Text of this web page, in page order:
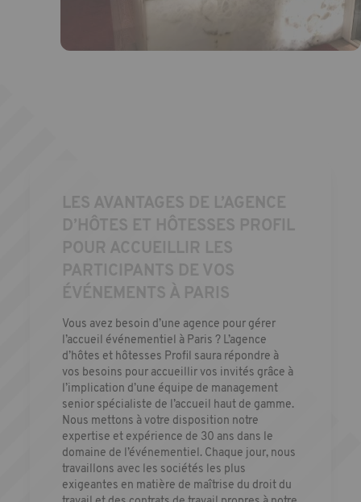
LES AVANTAGES DE L’AGENCE
D’HÔTES ET HÔTESSES PROFIL
POUR ACCUEILLIR LES
PARTICIPANTS DE VOS
ÉVÉNEMENTS À PARIS
Vous avez besoin d’une agence pour gérer
l’accueil événementiel à Paris ? L’agence
d’hôtes et hôtesses Profil saura répondre à
vos besoins pour accueillir vos invités grâce à
l’implication d’une équipe de management
senior spécialiste de l’accueil haut de gamme.
Nous mettons à votre disposition notre
expertise et expérience de 30 ans dans le
domaine de l’événementiel. Chaque jour, nous
travaillons avec les sociétés les plus
exigeantes en matière de maîtrise du droit du